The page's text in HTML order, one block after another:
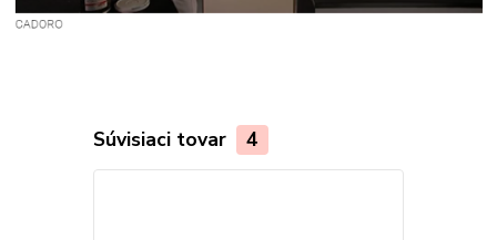
Súvisiaci tovar 4